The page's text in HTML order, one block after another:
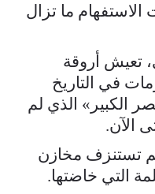
الاستفهام ما تزال
تعيش أروقة
في التاريخ
الكبير» الذي لم
الآن.
تستنزف مخازن
التي خاضتها.